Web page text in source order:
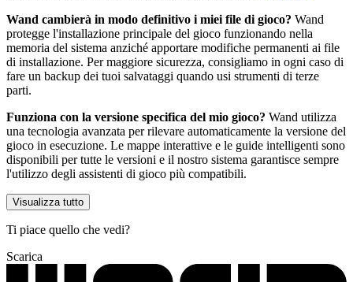
Wand cambierà in modo definitivo i miei file di gioco? Wand
protegge l'installazione principale del gioco funzionando nella
memoria del sistema anziché apportare modifiche permanenti ai file
di installazione. Per maggiore sicurezza, consigliamo in ogni caso di
fare un backup dei tuoi salvataggi quando usi strumenti di terze
parti.
Funziona con la versione specifica del mio gioco? Wand utilizza
una tecnologia avanzata per rilevare automaticamente la versione del
gioco in esecuzione. Le mappe interattive e le guide intelligenti sono
disponibili per tutte le versioni e il nostro sistema garantisce sempre
l'utilizzo degli assistenti di gioco più compatibili.
Visualizza tutto
Ti piace quello che vedi?
Scarica